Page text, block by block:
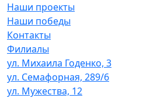
Наши проекты
Наши победы
Контакты
Филиалы
ул. Михаила Годенко, 3
ул. Семафорная, 289/6
ул. Мужества, 12